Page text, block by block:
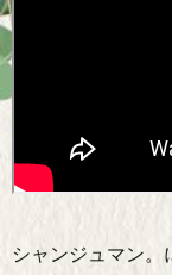
シャンジュマン。